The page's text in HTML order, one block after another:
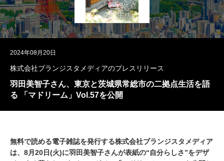
2024年08月20日
株式会社ブランジスタメディアのプレスリリース
羽田美智子さん、東京と茨城県常総市の二拠点生活を語
る 「マドリーム」Vol.57を公開
無料で読める電子雑誌を発行する株式会社ブランジスタメディア
は、8月20日(火)に羽田美智子さんが表紙の“自分らしさ”をデザ